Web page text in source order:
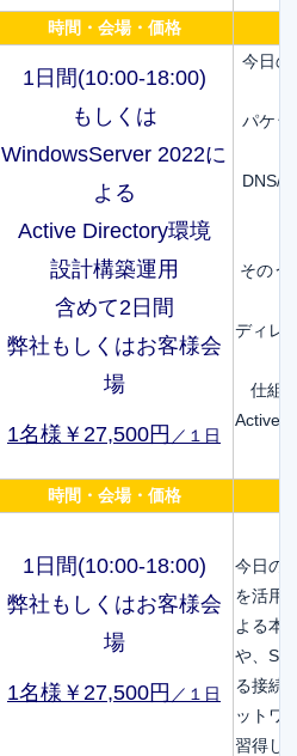
時間・会場・価格
1日間(10:00-18:00)
もしくは
WindowsServer 2022に
よる
Active Directory環境
設計構築運用
含めて2日間
弊社もしくはお客様会
場
1名様￥27,500円 ／１日
今日の
パケッ
DNS/
そのう
ディレ
仕組
時間・会場・価格
1日間(10:00-18:00)
弊社もしくはお客様会
場
1名様￥27,500円 ／１日
今日の
を活用
よる本
や、
る接続
ットワ
習得し